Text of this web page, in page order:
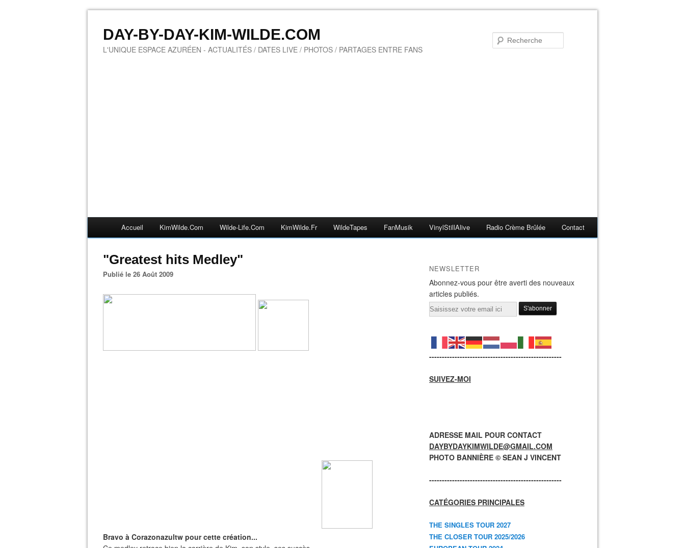
DAY-BY-DAY-KIM-WILDE.COM
L'UNIQUE ESPACE AZURÉEN - ACTUALITÉS / DATES LIVE / PHOTOS / PARTAGES ENTRE FANS
Accueil KimWilde.com Wilde-Life.com KimWilde.fr WildeTapes FanMusik VinylStillAlive Radio Crème Brûlée Contact
"Greatest hits Medley"
Publié le 26 Août 2009
Bravo à Corazonazultw pour cette création...
NEWSLETTER
Abonnez-vous pour être averti des nouveaux
articles publiés.
Email
----------------------------------------------------
SUIVEZ-MOI
ADRESSE MAIL POUR CONTACT
DAYBYDAYKIMWILDE@GMAIL.COM
PHOTO BANNIÈRE © SEAN J VINCENT
----------------------------------------------------
CATÉGORIES PRINCIPALES
THE SINGLES TOUR 2027
THE CLOSER TOUR 2025/2026